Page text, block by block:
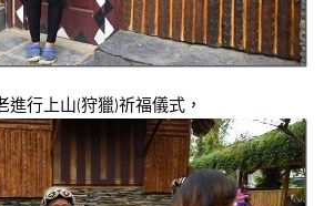
行上山(狩獵)祈福儀式，